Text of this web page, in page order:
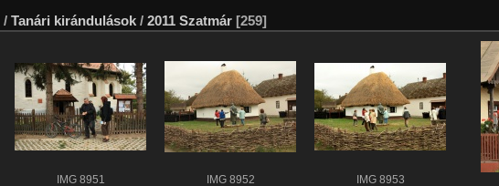
/ Tanári kirándulások / 2011 Szatmár [259]
IMG 8951 IMG 8952 IMG 8953